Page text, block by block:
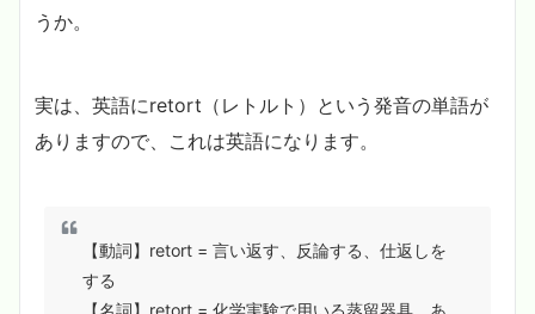
うか。
実は、英語にretort（レトルト）という発音の単語が
ありますので、これは英語になります。
【動詞】retort = 言い返す、反論する、仕返しを
する
【名詞】retort = 化学実験で用いる蒸留器具、あ